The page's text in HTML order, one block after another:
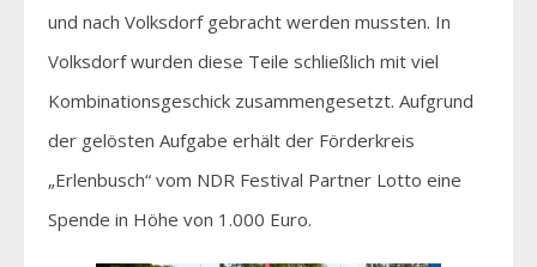
und nach Volksdorf gebracht werden mussten. In
Volksdorf wurden diese Teile schließlich mit viel
Kombinationsgeschick zusammengesetzt. Aufgrund
der gelösten Aufgabe erhält der Förderkreis
„Erlenbusch“ vom NDR Festival Partner Lotto eine
Spende in Höhe von 1.000 Euro.